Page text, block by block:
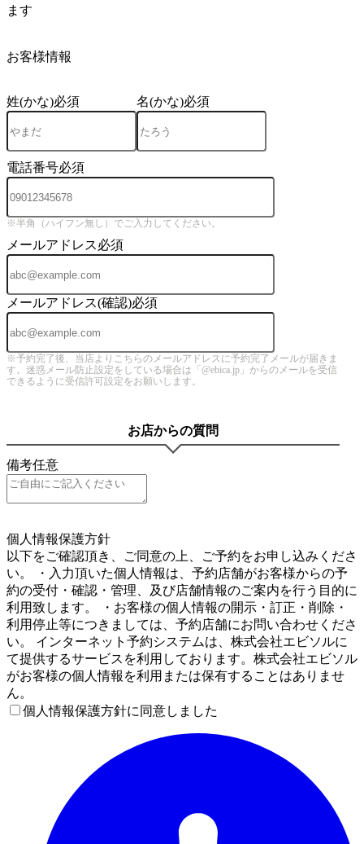
ます
お客様情報
姓(かな)必須 名(かな)必須
電話番号必須
※半角（ハイフン無し）でご入力してください。
メールアドレス必須
メールアドレス(確認)必須
※予約完了後、当店よりこちらのメールアドレスに予約完了メールが届きま
す。迷惑メール防止設定をしている場合は「@ebica.jp」からのメールを受信
できるように受信許可設定をお願いします。
お店からの質問
備考任意
個人情報保護方針
以下をご確認頂き、ご同意の上、ご予約をお申し込みくださ
い。 ・入力頂いた個人情報は、予約店舗がお客様からの予
約の受付・確認・管理、及び店舗情報のご案内を行う目的に
利用致します。 ・お客様の個人情報の開示・訂正・削除・
利用停止等につきましては、予約店舗にお問い合わせくださ
い。 インターネット予約システムは、株式会社エビソルに
て提供するサービスを利用しております。株式会社エビソル
がお客様の個人情報を利用または保有することはありませ
ん。
個人情報保護方針に同意しました